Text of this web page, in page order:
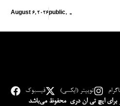
August 6, 2026 public, ,,
فیسبوک توییتر (ایکسی)
ایچ‌ تی‌ ان دری محفوظ می‌باشد